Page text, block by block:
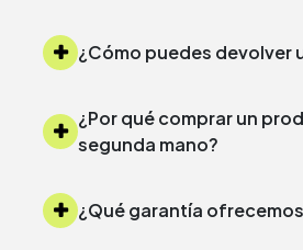
¿Cómo puedes
¿Por qué comprar un producto de
segunda mano?
¿Qué garantía